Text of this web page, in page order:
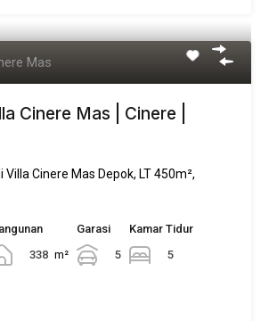
Cinere Mas | Cinere |
Cinere Mas Depok, LT 450m²,
338 m²
Garasi
5
Kamar Tidur
5